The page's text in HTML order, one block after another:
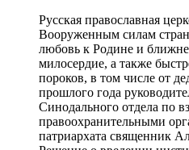
Русская православная
Вооруженным силам
любовь к Родине и
милосердие, а также
пороков, в том числе от
прошлого года
Синодального отдела по
правоохранительными
патриархата священник